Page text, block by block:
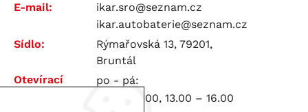
E-mail:
ikar.sro@seznam.cz
ikar.autobaterie@seznam.cz
Sídlo:
Rýmařovská 13, 79201,
Bruntál
Otevírací
po - pá:
7.00 – 12.00, 13.00 – 16.00